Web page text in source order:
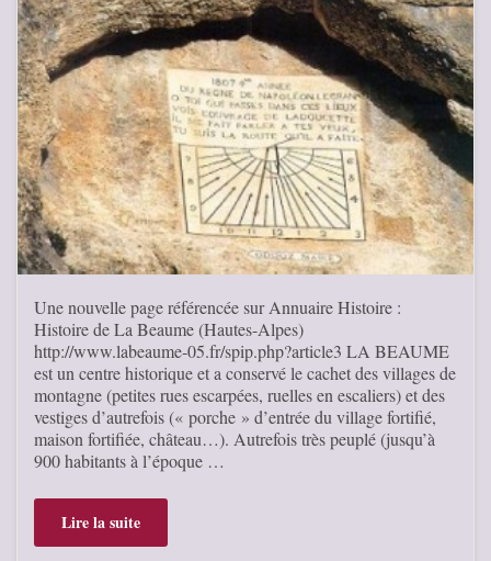
Une nouvelle page référencée sur Annuaire Histoire :
Histoire de La Beaume (Hautes-Alpes)
http://www.labeaume-05.fr/spip.php?article3 LA BEAUME
est un centre historique et a conservé le cachet des villages de
montagne (petites rues escarpées, ruelles en escaliers) et des
vestiges d’autrefois (« porche » d’entrée du village fortifié,
maison fortifiée, château…). Autrefois très peuplé (jusqu’à
900 habitants à l’époque …
Lire la suite